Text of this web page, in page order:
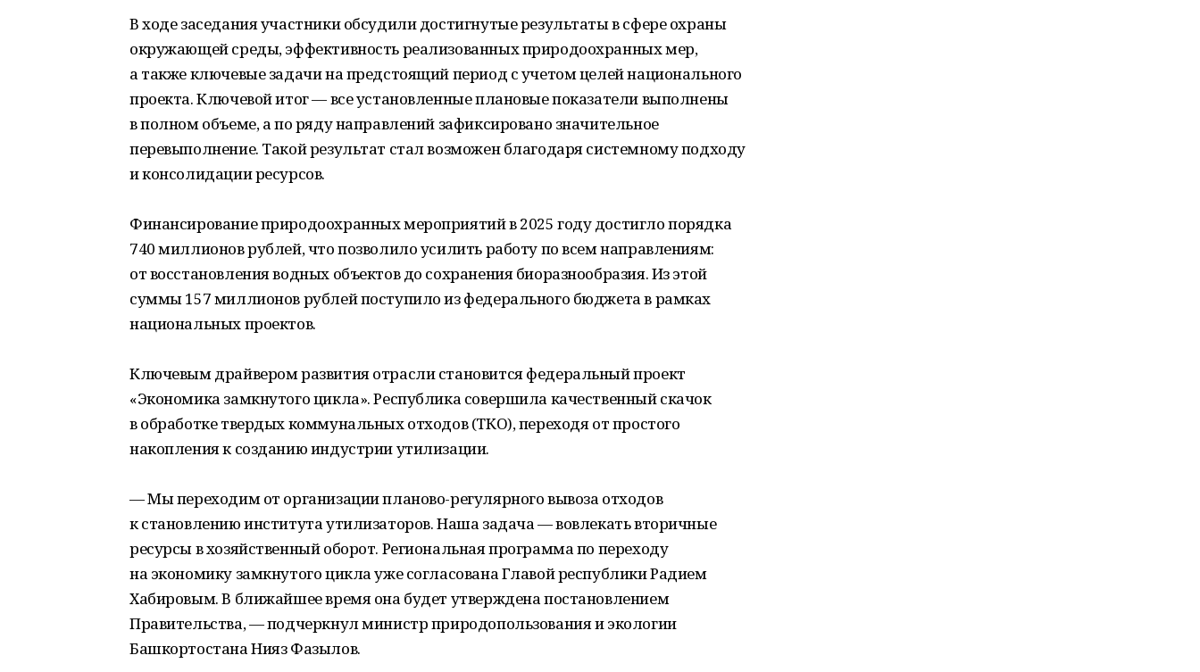
В ходе заседания участники обсудили достигнутые результаты в сфере охраны
окружающей среды, эффективность реализованных природоохранных мер,
а также ключевые задачи на предстоящий период с учетом целей национального
проекта. Ключевой итог — все установленные плановые показатели выполнены
в полном объеме, а по ряду направлений зафиксировано значительное
перевыполнение. Такой результат стал возможен благодаря системному подходу
и консолидации ресурсов.
Финансирование природоохранных мероприятий в 2025 году достигло порядка
740 миллионов рублей, что позволило усилить работу по всем направлениям:
от восстановления водных объектов до сохранения биоразнообразия. Из этой
суммы 157 миллионов рублей поступило из федерального бюджета в рамках
национальных проектов.
Ключевым драйвером развития отрасли становится федеральный проект
«Экономика замкнутого цикла». Республика совершила качественный скачок
в обработке твердых коммунальных отходов (ТКО), переходя от простого
накопления к созданию индустрии утилизации.
— Мы переходим от организации планово-регулярного вывоза отходов
к становлению института утилизаторов. Наша задача — вовлекать вторичные
ресурсы в хозяйственный оборот. Региональная программа по переходу
на экономику замкнутого цикла уже согласована Главой республики Радием
Хабировым. В ближайшее время она будет утверждена постановлением
Правительства, — подчеркнул министр природопользования и экологии
Башкортостана Нияз Фазылов.